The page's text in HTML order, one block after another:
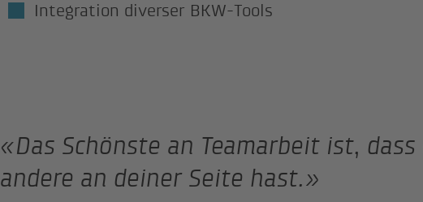
Integration diverser BKW-Tools
«Das Schönste an Teamarbeit ist,
andere an deiner Seite hast.»